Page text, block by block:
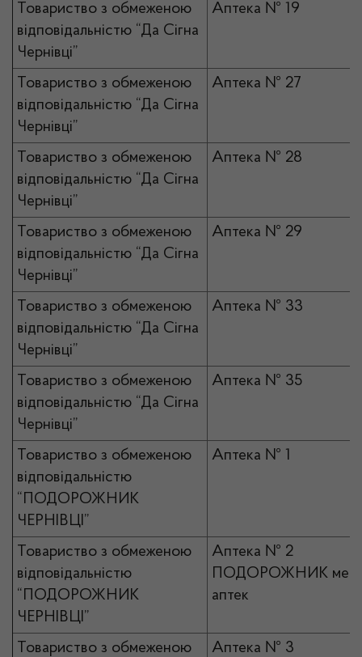
Товариство з обмеженою
відповідальністю “Да Сігна
Чернівці”
Аптека № 19
Товариство з обмеженою
відповідальністю “Да Сігна
Чернівці”
Аптека № 27
Товариство з обмеженою
відповідальністю “Да Сігна
Чернівці”
Аптека № 28
Товариство з обмеженою
відповідальністю “Да Сігна
Чернівці”
Аптека № 29
Товариство з обмеженою
відповідальністю “Да Сігна
Чернівці”
Аптека № 33
Товариство з обмеженою
відповідальністю “Да Сігна
Чернівці”
Аптека № 35
Товариство з обмеженою
відповідальністю
“ПОДОРОЖНИК
ЧЕРНІВЦІ”
Аптека № 1
Товариство з обмеженою
відповідальністю
“ПОДОРОЖНИК
ЧЕРНІВЦІ”
Аптека № 2
ПОДОРОЖНИК
аптек
Товариство з обмеженою
Аптека № 3